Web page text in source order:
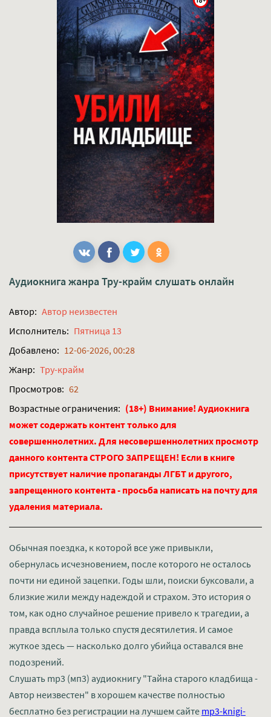
Аудиокнига жанра Тру-крайм слушать онлайн
Автор: Автор неизвестен
Исполнитель: Пятница 13
Добавлено: 12-06-2026, 00:28
Жанр: Тру-крайм
Просмотров: 62
Возрастные ограничения: (18+) Внимание! Аудиокнига
может содержать контент только для
совершеннолетних. Для несовершеннолетних просмотр
данного контента СТРОГО ЗАПРЕЩЕН! Если в книге
присутствует наличие пропаганды ЛГБТ и другого,
запрещенного контента - просьба написать на почту для
удаления материала.
Обычная поездка, к которой все уже привыкли,
обернулась исчезновением, после которого не осталось
почти ни единой зацепки. Годы шли, поиски буксовали, а
близкие жили между надеждой и страхом. Это история о
том, как одно случайное решение привело к трагедии, а
правда всплыла только спустя десятилетия. И самое
жуткое здесь — насколько долго убийца оставался вне
подозрений.
Слушать mp3 (мп3) аудиокнигу "Тайна старого кладбища -
Автор неизвестен" в хорошем качестве полностью
бесплатно без регистрации на лучшем сайте mp3-knigi-